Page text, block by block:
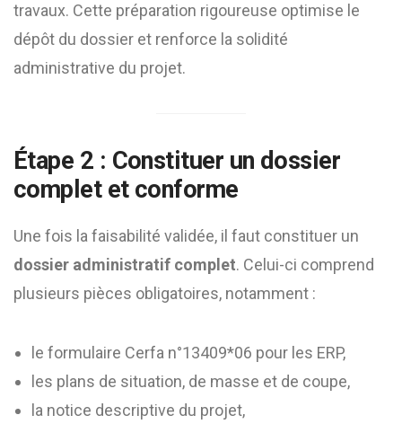
travaux. Cette préparation rigoureuse optimise le
dépôt du dossier et renforce la solidité
administrative du projet.
Étape 2 : Constituer un dossier
complet et conforme
Une fois la faisabilité validée, il faut constituer un
dossier administratif complet. Celui-ci comprend
plusieurs pièces obligatoires, notamment :
le formulaire Cerfa n°13409*06 pour les ERP,
les plans de situation, de masse et de coupe,
la notice descriptive du projet,